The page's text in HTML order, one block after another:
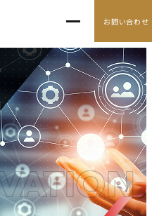
お問い合わせ